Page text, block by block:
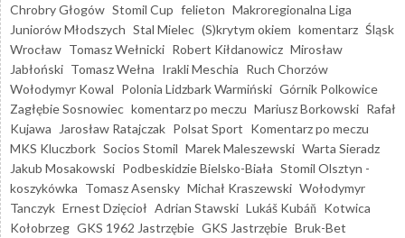
Chrobry Głogów Stomil Cup felieton Makroregionalna Liga
Juniorów Młodszych Stal Mielec (S)krytym okiem komentarz Śląsk
Wrocław Tomasz Wełnicki Robert Kiłdanowicz Mirosław
Jabłoński Tomasz Wełna Irakli Meschia Ruch Chorzów
Wołodymyr Kowal Polonia Lidzbark Warmiński Górnik Polkowice
Zagłębie Sosnowiec komentarz po meczu Mariusz Borkowski Rafał
Kujawa
Jarosław Ratajczak Polsat Sport Komentarz po meczu
MKS Kluczbork Socios Stomil Marek Maleszewski Warta Sieradz
Jakub Mosakowski Podbeskidzie Bielsko-Biała Stomil Olsztyn -
koszykówka Tomasz Asensky Michał Kraszewski Wołodymyr
Tanczyk Ernest Dzięcioł Adrian Stawski Lukáš Kubáň Kotwica
Kołobrzeg GKS 1962 Jastrzębie GKS Jastrzębie Bruk-Bet